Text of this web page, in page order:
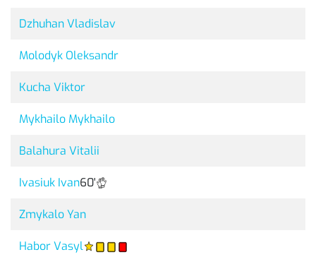
Dzhuhan Vladislav
Molodyk Oleksandr
Kucha Viktor
Mykhailo Mykhailo
Balahura Vitalii
Ivasiuk Ivan60'
Zmykalo Yan
Habor Vasyl